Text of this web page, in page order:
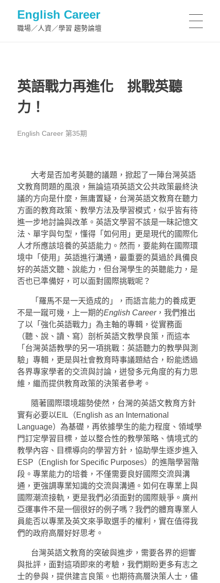
English Career
職場／人資／學習 趨勢論壇
英語戰力再進化 挑戰英聽
力！
English Career 第35期
大考是否加考英聽的議題，掀起了一陣台灣英語
文教育問題的風浪，無論這項英語文公共政策最終決
議的方向是什麼，無庸置疑，台灣英語文教育在聽力
方面的教育政策、教學方法及學習模式，似乎皆有待
進一步地討論與改革。英語文學習不該是一昧記憶文
法、單字與句型，懂得「如何用」更是現代的國際化
人才所應該培養的英語能力。然而，要能夠在國際環
境中「使用」英語進行溝通，最重要的莫過於具備良
好的英語文聽、說能力，但台灣學生的英聽能力，是
否也已準備好，可以面對國際挑戰呢？
「羅馬不是一天造成的」，而語言能力的養成更
不是一蹴可幾，上一期的English Career，我們推出
了以「強化英語戰力」為主軸的專輯，從實務面
（聽、說、讀、寫）剖析英語文教學良策，而這本
「台灣英語教學的另一項挑戰：英語聽力的教學與測
驗」專輯，更是與社會教育時事議題結合，盼能透過
各界專家學者的交流與討論，迸發多元角度的有力思
維，繼而提供教育政策的決策者參考。
隨著國際環境趨勢使然，台灣的英語文教育方針
實有必要以EIL（English as an International
Language）為基礎，再依據學生的能力程度、領域學
門訂定學習目標，並以整合性的教學策略、情境式的
教學內容、目標導向的學習方針，協助學生逐步進入
ESP（English for Specific Purposes）的進階學習階
段。專業能力的培養，不僅需要良好國際交流與溝
通，更強調專業知識的交流與溝通。如何在專業上與
國際潮流接軌，更是我們必須面對的國際競爭。廣州
亞運事件不是一個很好的例子嗎？我們的體育專業人
員能否以專業及英文來爭取選手的權利，實在值得我
們的政府高層好好思考。
台灣英語文教育的突破與進步，需要各界的迴響
與批評，面對這項即來的考驗，我們期盼更多有志之
士的參與，提供建言良策。也期待高層決策人士，儘